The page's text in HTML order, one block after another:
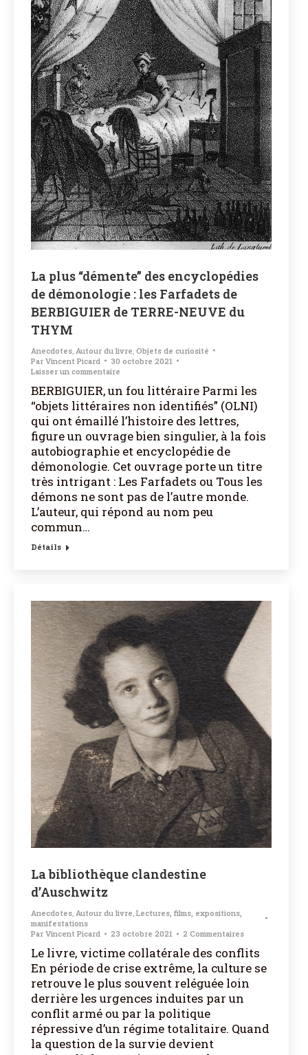
La plus “démente” des encyclopédies
de démonologie : les Farfadets de
BERBIGUIER de TERRE-NEUVE du
THYM
Anecdotes Autour du livre Objets de curiosité
Par Vincent Picard
30 octobre 2021
Laisser un commentaire
BERBIGUIER, un fou littéraire Parmi les
“objets littéraires non identifiés” (OLNI)
qui ont émaillé l’histoire des lettres,
figure un ouvrage bien singulier, à la fois
autobiographie et encyclopédie de
démonologie. Cet ouvrage porte un titre
très intrigant : Les Farfadets ou Tous les
démons ne sont pas de l’autre monde.
L’auteur, qui répond au nom peu
commun…
Détails
La bibliothèque clandestine
d’Auschwitz
Anecdotes, Autour du livre, Lectures, films, expositions,
manifestations
Par Vincent Picard 23 octobre 2021 2 Commentaires
Le livre, victime collatérale des conflits
En période de crise extrême, la culture se
retrouve le plus souvent reléguée loin
derrière les urgences induites par un
conflit armé ou par la politique
répressive d’un régime totalitaire. Quand
la question de la survie devient